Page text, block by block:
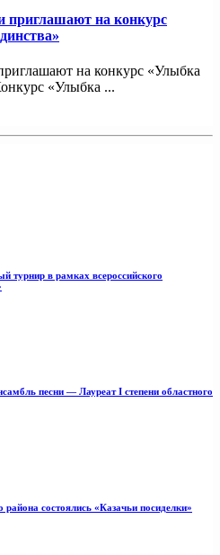
приглашают на конкурс
на конкурс «Улыбка
«Улыбка ...
в рамках всероссийского
песни — Лауреат I степени областного
состоялись «Казачьи посиделки»